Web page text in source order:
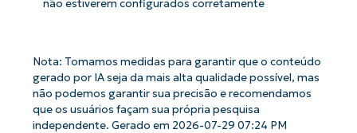
não estiverem configurados corretamente
Nota: Tomamos medidas para garantir que o conteúdo
gerado por IA seja da mais alta qualidade possível, mas
não podemos garantir sua precisão e recomendamos
que os usuários façam sua própria pesquisa
independente. Gerado em 2026-07-29 07:24 PM
Business
Phone
number*
País